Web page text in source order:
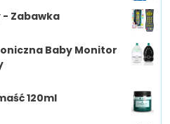
- Zabawka
Baby Monitor
120ml